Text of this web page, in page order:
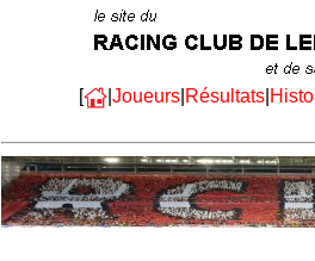
[ | Joueurs| Résultats|